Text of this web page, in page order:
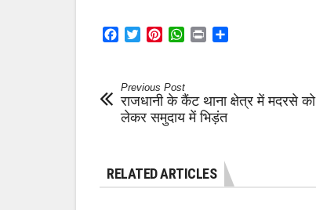
Facebook
TwitterPinterestWhatsApp
Print
Previous Post
राजधानी के कैंट थाना क्षेत्र में मदरसे को
लेकर समुदाय में भिड़ंत
RELATED ARTICLES